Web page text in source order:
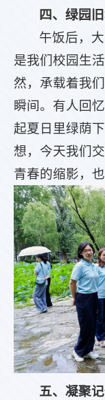
四、绿园
午饭后，
是我们校园生
然，承载着我
瞬间。有人回
起夏日里绿荫
想，今天我们
青春的缩影，
五、凝聚